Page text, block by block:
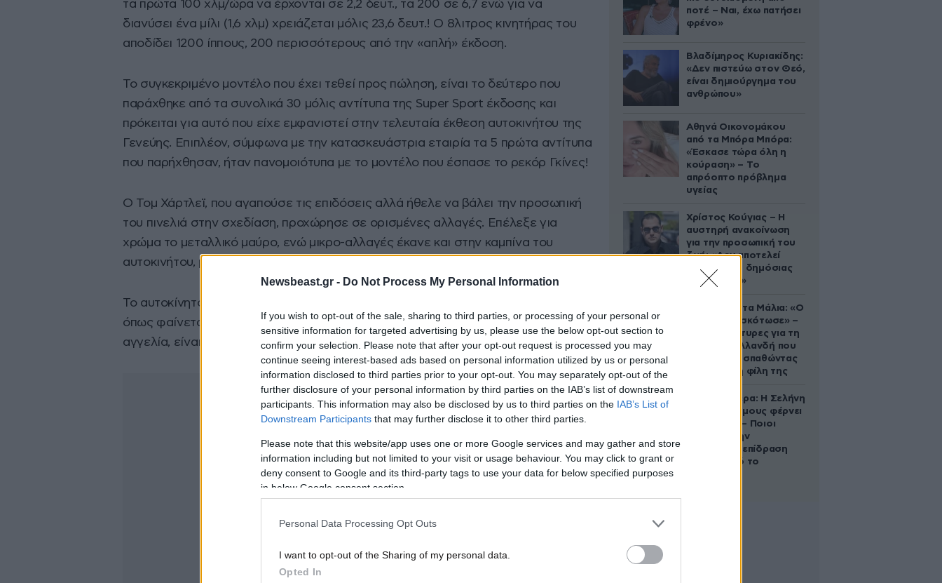
Newsbeast.gr - Do Not Process My Personal Information
If you wish to opt-out of the sale, sharing to third parties, or processing of your personal or
sensitive information for targeted advertising by us, please use the below opt-out section to
confirm your selection. Please note that after your opt-out request is processed you may
continue seeing interest-based ads based on personal information utilized by us or personal
information disclosed to third parties prior to your opt-out. You may separately opt-out of the
further disclosure of your personal information by third parties on the IAB’s list of downstream
participants. This information may also be disclosed by us to third parties on the IAB’s List of
Downstream Participants that may further disclose it to other third parties.
Please note that this website/app uses one or more Google services and may gather and store
information including but not limited to your visit or usage behaviour. You may click to grant or
deny consent to Google and its third-party tags to use your data for below specified purposes
in below Google consent section.
Personal Data Processing Opt Outs
I want to opt-out of the Sharing of my personal data.
Opted In
τα πρώτα 100 χλμ/ώρα να έρχονται σε 2,2 δευτ., τα 200 σε 6,7 ενώ για να
διανύσει ένα μίλι (1,6 χλμ) χρειάζεται μόλις 23,6 δευτ.! Ο 8λιτρος κινητήρας του
αποδίδει 1200 ίππους, 200 περισσότερους από την «απλή» έκδοση.
Το συγκεκριμένο μοντέλο που έχει τεθεί προς πώληση, είναι το δεύτερο που
παράχθηκε από τα συνολικά 30 μόλις αντίτυπα της Super Sport έκδοσης και
πρόκειται για αυτό που είχε εμφανιστεί στην τελευταία έκθεση αυτοκινήτου της
Γενεύης. Επιπλέον, σύμφωνα με την κατασκευάστρια εταιρία τα 5 πρώτα αντίτυπα
που παρήχθησαν, ήταν πανομοιότυπα με το μοντέλο που έσπασε το ρεκόρ Γκίνες!
Ο Τομ Χάρτλεϊ, που αγαπούσε τις επιδόσεις αλλά ήθελε να βάλει την προσωπική
του πινελιά στην σχεδίαση, προχώρησε σε ορισμένες αλλαγές. Επέλεξε για
χρώμα το μεταλλικό μαύρο, ενώ μικρο-αλλαγές έκανε και στην καμπίνα του
αυτοκινήτου, μια εκ των οποίων ήταν η προσθήκη πορτοκαλί καθισμάτων!
Το αυτοκίνητο που τίθεται προς πώληση, έχει διανύσει μόλις 1.390 χιλιόμετρα και
όπως φαίνεται και από τις φωτογραφίες που ακολουθούν και συνοδεύουν την
αγγελία, είναι σε άριστη κατάσταση.
ποτέ – Ναι, έχω πατήσει
φρένο»
Βλαδίμηρος Κυριακίδης:
«Δεν πιστεύω στον Θεό,
είναι δημιούργημα του
ανθρώπου»
Αθηνά Οικονομάκου
από τα Μπόρα Μπόρα:
«Έσκασε τώρα όλη η
κούραση» – Το
απρόοπτο πρόβλημα
υγείας
Χρίστος Κούγιας – Η
αυστηρή ανακοίνωση
για την προσωπική του
ζωή: «Δεν αποτελεί
αντικείμενο δημόσιας
συζήτησης»
Τραγωδία στα Μάλια: «Ο
πανικός τη σκότωσε» –
Τι λένε μάρτυρες για τη
42χρονη Ολλανδή που
πνίγηκε προσπαθώντας
να σώσει τη φίλη της
Ζώδια σήμερα: Η Σελήνη
στους Διδύμους φέρνει
ανατροπές – Ποιοι
δέχονται την
ευεργετική επίδραση
του Δία από το